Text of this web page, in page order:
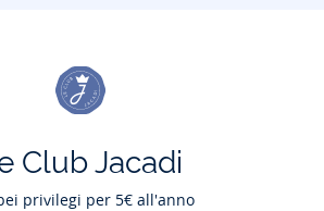
Club Jacadi
privilegi per 5€ all'anno